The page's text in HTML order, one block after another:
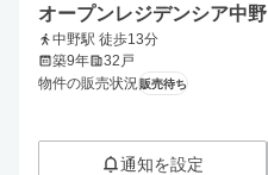
オープンレジデンシア中野
中野駅 徒歩13分
築9年
32戸
物件の販売状況販売待ち
通知を設定